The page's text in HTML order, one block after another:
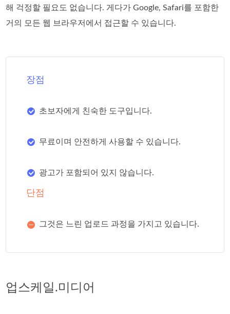
해 걱정할 필요도 없습니다. 게다가 Google, Safari를 포함한
거의 모든 웹 브라우저에서 접근할 수 있습니다.
장점
초보자에게 친숙한 도구입니다.
무료이며 안전하게 사용할 수 있습니다.
광고가 포함되어 있지 않습니다.
단점
그것은 느린 업로드 과정을 가지고 있습니다.
업스케일.미디어